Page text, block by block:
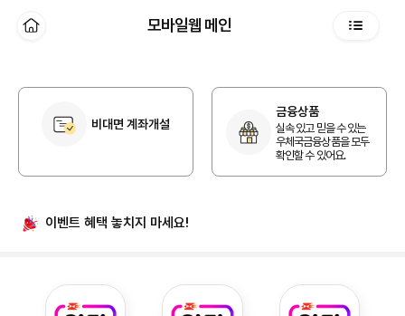
모바일웹 메인
비대면 계좌개설
금융상품
실속 있고 믿을 수 있는
우체국금융상품을 모두
확인할 수 있어요.
이벤트 혜택 놓치지 마세요!